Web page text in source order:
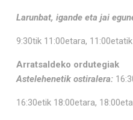
Larunbat, igande eta jai
9:30tik 11:00etara,
Arratsaldeko ordutegiak
Astelehenetik ostiralera:
16:30etik 18:00etara,